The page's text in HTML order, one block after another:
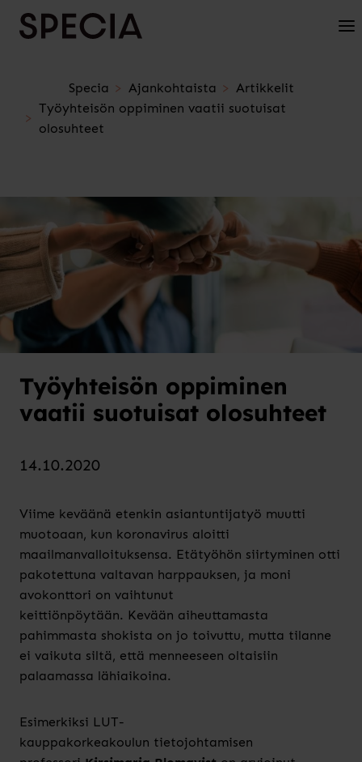
Siirry sisältöön
Specia Ajankohtaista
Artikkelit
Työyhteisön oppiminen vaatii suotuisat
olosuhteet
Työyhteisön oppiminen
vaatii suotuisat olosuhteet
14.10.2020
Viime keväänä etenkin asiantuntijatyö muutti
muotoaan, kun koronavirus aloitti
maailmanvalloituksensa. Etätyöhön siirtyminen otti
pakotettuna valtavan harppauksen, ja moni
avokonttori on vaihtunut
keittiönpöytään. Kevään aiheuttamasta
pahimmasta shokista on jo toivuttu, mutta tilanne
ei vaikuta siltä, että menneeseen oltaisiin
palaamassa lähiaikoina.
Esimerkiksi LUT-
kauppakorkeakoulun tietojohtamisen